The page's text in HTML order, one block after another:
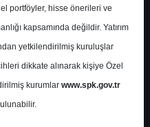
OTOMOTİV
A.Ş.
740.00 ₺
%0.00
portföyler, hisse önerileri ve
kapsamında değildir. Yatırım
yetkilendirilmiş kuruluşlar
dikkate alınarak kişiye Özel
kurumlar www.spk.gov.tr